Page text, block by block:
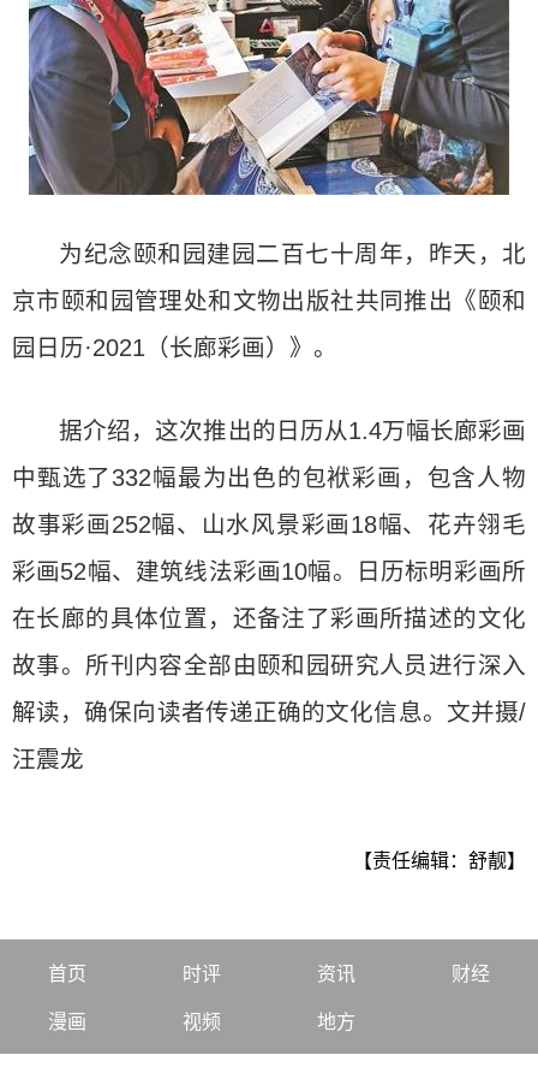
为纪念颐和园建园二百七十周年，昨天，北
京市颐和园管理处和文物出版社共同推出《颐和
园日历·2021（长廊彩画）》。
据介绍，这次推出的日历从1.4万幅长廊彩画
中甄选了332幅最为出色的包袱彩画，包含人物
故事彩画252幅、山水风景彩画18幅、花卉翎毛
彩画52幅、建筑线法彩画10幅。日历标明彩画所
在长廊的具体位置，还备注了彩画所描述的文化
故事。所刊内容全部由颐和园研究人员进行深入
解读，确保向读者传递正确的文化信息。文并摄/
汪震龙
【责任编辑：舒靓】
首页 时评 资讯 财经
漫画 视频 地方